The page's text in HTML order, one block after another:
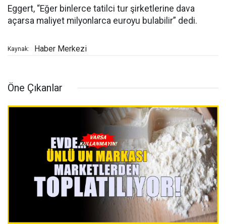
Eggert, “Eğer binlerce tatilci tur şirketlerine dava
açarsa maliyet milyonlarca euroyu bulabilir” dedi.
Kaynak: Haber Merkezi
Öne Çıkanlar